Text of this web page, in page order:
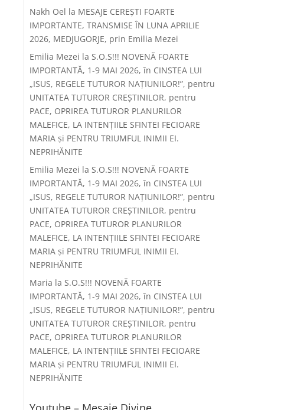
Nakh Oel la MESAJE CEREȘTI FOARTE
IMPORTANTE, TRANSMISE ÎN LUNA APRILIE
2026, MEDJUGORJE, prin Emilia Mezei
Emilia Mezei la S.O.S!!! NOVENĂ FOARTE
IMPORTANTĂ, 1-9 MAI 2026, în CINSTEA LUI
„ISUS, REGELE TUTUROR NAȚIUNILOR!”, pentru
UNITATEA TUTUROR CREȘTINILOR, pentru
PACE, OPRIREA TUTUROR PLANURILOR
MALEFICE, LA INTENȚIILE SFINTEI FECIOARE
MARIA și PENTRU TRIUMFUL INIMII EI.
NEPRIHĂNITE
Emilia Mezei la S.O.S!!! NOVENĂ FOARTE
IMPORTANTĂ, 1-9 MAI 2026, în CINSTEA LUI
„ISUS, REGELE TUTUROR NAȚIUNILOR!”, pentru
UNITATEA TUTUROR CREȘTINILOR, pentru
PACE, OPRIREA TUTUROR PLANURILOR
MALEFICE, LA INTENȚIILE SFINTEI FECIOARE
MARIA și PENTRU TRIUMFUL INIMII EI.
NEPRIHĂNITE
Maria la S.O.S!!! NOVENĂ FOARTE
IMPORTANTĂ, 1-9 MAI 2026, în CINSTEA LUI
„ISUS, REGELE TUTUROR NAȚIUNILOR!”, pentru
UNITATEA TUTUROR CREȘTINILOR, pentru
PACE, OPRIREA TUTUROR PLANURILOR
MALEFICE, LA INTENȚIILE SFINTEI FECIOARE
MARIA și PENTRU TRIUMFUL INIMII EI.
NEPRIHĂNITE